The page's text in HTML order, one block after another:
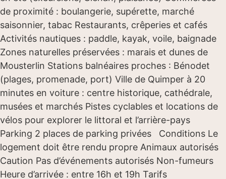
de proximité : boulangerie, supérette, marché
saisonnier, tabac Restaurants, crêperies et cafés
Activités nautiques : paddle, kayak, voile, baignade
Zones naturelles préservées : marais et dunes de
Mousterlin Stations balnéaires proches : Bénodet
(plages, promenade, port) Ville de Quimper à 20
minutes en voiture : centre historique, cathédrale,
musées et marchés Pistes cyclables et locations de
vélos pour explorer le littoral et l’arrière-pays
Parking 2 places de parking privées Conditions Le
logement doit être rendu propre Animaux autorisés
Caution Pas d’événements autorisés Non-fumeurs
Heure d’arrivée : entre 16h et 19h Tarifs